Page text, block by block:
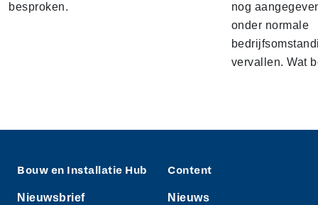
besproken.
nog
onder normale
vervallen. Wat
Bouw en Installatie Hub
Nieuwsbrief
Content
Nieuws